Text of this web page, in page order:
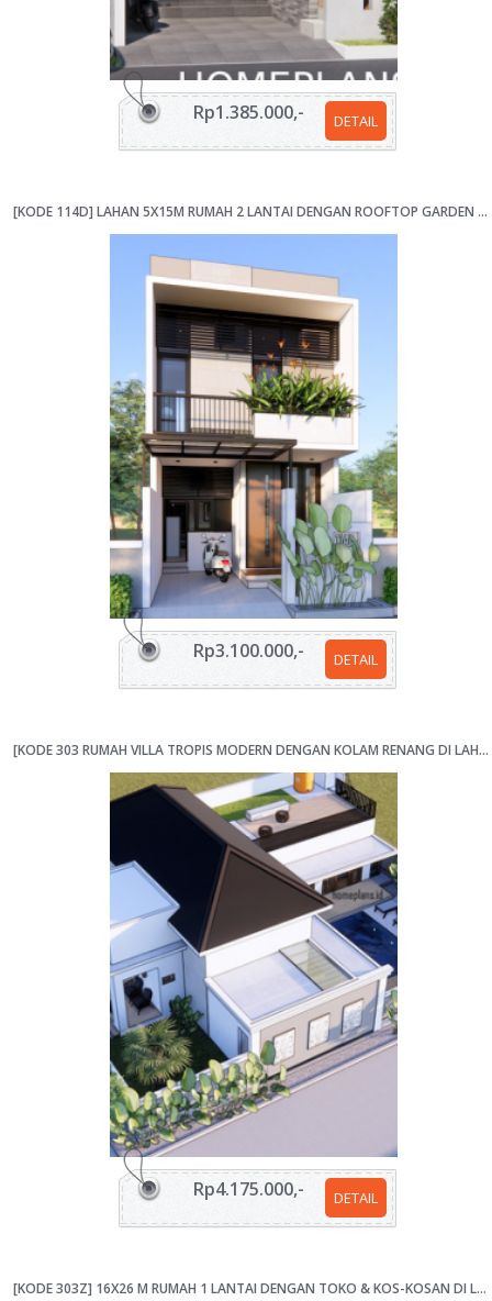
DETAIL
Rp1.385.000,-
[KODE 114D] LAHAN 5X15M RUMAH 2 LANTAI DENGAN ROOFTOP GARDEN – DESAIN EFISIEN
DETAIL
Rp3.100.000,-
[KODE 303 RUMAH VILLA TROPIS MODERN DENGAN KOLAM RENANG DI LAHAN 16X20 M
DETAIL
Rp4.175.000,-
[KODE 303Z] 16X26 M RUMAH 1 LANTAI DENGAN TOKO & KOS-KOSAN DI LAHAN HOOK